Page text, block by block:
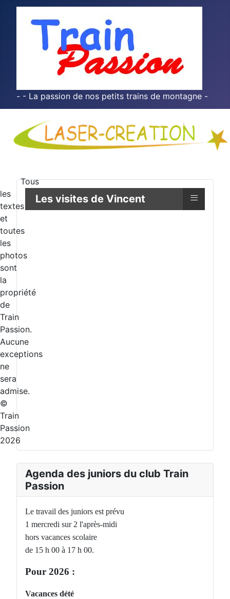
- - La passion de nos petits trains de montagne -
Les visites de Vincent ≡
Agenda des juniors du club Train
Passion
Le travail des juniors est prévu
1 mercredi sur 2 l'après-midi
hors vacances scolaire
de 15 h 00 à 17 h 00.
Pour 2026 :
Vacances dété
Tous
les
textes
et
toutes
les
photos
sont
la
propriété
de
Train
Passion.
Aucune
exceptions
ne
sera
admise.
©
Train
Passion
2026